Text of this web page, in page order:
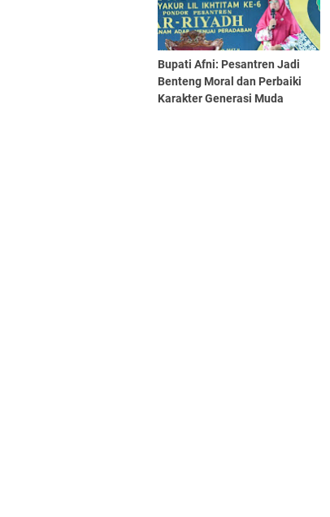
Bupati Afni: Pesantren Jadi
Benteng Moral dan Perbaiki
Karakter Generasi Muda